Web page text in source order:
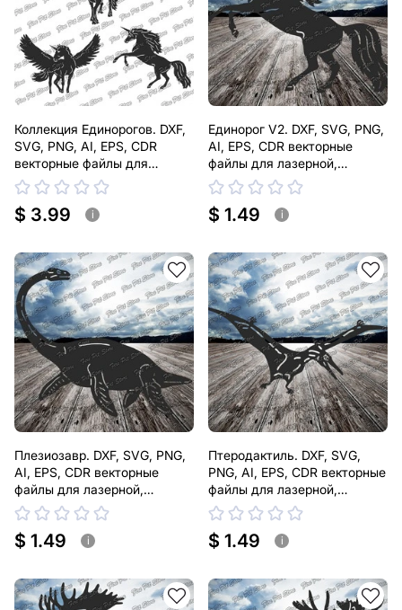
Коллекция Единорогов. DXF,
SVG, PNG, AI, EPS, CDR
векторные файлы для
лазерной, плазменной резки
$ 3.99 i
Единорог V2. DXF, SVG, PNG,
AI, EPS, CDR векторные
файлы для лазерной,
плазменной резки
$ 1.49 i
Плезиозавр. DXF, SVG, PNG,
AI, EPS, CDR векторные
файлы для лазерной,
плазменной резки
$ 1.49 i
Птеродактиль. DXF, SVG,
PNG, AI, EPS, CDR векторные
файлы для лазерной,
плазменной резки
$ 1.49 i